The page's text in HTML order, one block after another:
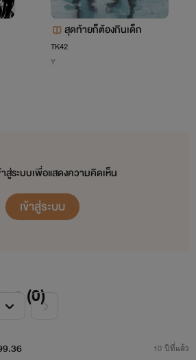
สุดท้ายก็ต้องกินเด็ก
TK42
Y
สู่ระบบเพื่อแสดงความคิดเห็น
เข้าสู่ระบบ
ด (0)
10 ปีที่แล้ว